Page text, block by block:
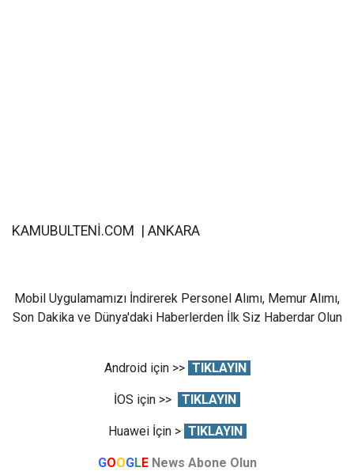
KAMUBULTENİ.COM | ANKARA
Mobil Uygulamamızı İndirerek Personel Alımı, Memur Alımı,
Son Dakika ve Dünya'daki Haberlerden İlk Siz Haberdar Olun
Android için >> TIKLAYIN
İOS için >> TIKLAYIN
Huawei İçin > TIKLAYIN
GOOGLE News Abone Olun